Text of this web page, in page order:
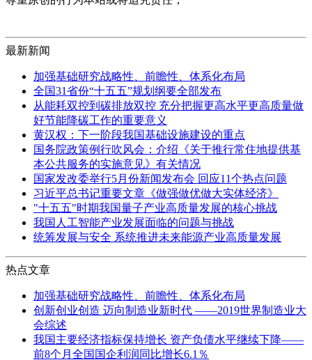
最新新闻
加强基础研究战略性、前瞻性、体系化布局
全国31省份“十五五”规划纲要全部发布
从能耗双控到碳排放双控 充分把握更高水平更高质量做
好节能降碳工作的重要意义
黄汉权：下一阶段我国基础设施建设的重点
国务院政策例行吹风会：介绍《关于推行常住地提供基
本公共服务的实施意见》有关情况
国家发改委举行5月份新闻发布会 回应11个热点问题
习近平总书记重要文章《做强做优做大实体经济》
"十五五"时期我国量子产业高质量发展的核心挑战
我国人工智能产业发展面临的问题与挑战
统筹发展与安全 系统推进未来能源产业高质量发展
热点文章
加强基础研究战略性、前瞻性、体系化布局
创新创业创造 迈向制造业新时代 ——2019世界制造业大
会综述
我国主要经济指标保持增长 资产负债水平继续下降——
前8个月全国国企利润同比增长6.1％